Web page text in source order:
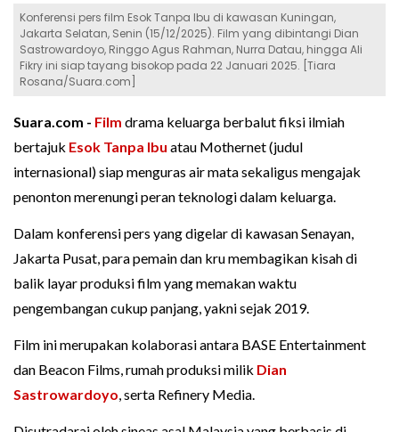
Konferensi pers film Esok Tanpa Ibu di kawasan Kuningan,
Jakarta Selatan, Senin (15/12/2025). Film yang dibintangi Dian
Sastrowardoyo, Ringgo Agus Rahman, Nurra Datau, hingga Ali
Fikry ini siap tayang bisokop pada 22 Januari 2025. [Tiara
Rosana/Suara.com]
Suara.com - Film drama keluarga berbalut fiksi ilmiah
bertajuk Esok Tanpa Ibu atau Mothernet (judul
internasional) siap menguras air mata sekaligus mengajak
penonton merenungi peran teknologi dalam keluarga.
Dalam konferensi pers yang digelar di kawasan Senayan,
Jakarta Pusat, para pemain dan kru membagikan kisah di
balik layar produksi film yang memakan waktu
pengembangan cukup panjang, yakni sejak 2019.
Film ini merupakan kolaborasi antara BASE Entertainment
dan Beacon Films, rumah produksi milik Dian
Sastrowardoyo, serta Refinery Media.